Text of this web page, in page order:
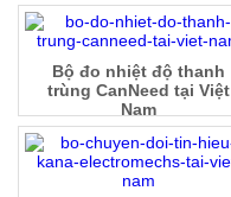
Bộ đo nhiệt độ thanh
trùng CanNeed tại Việt
Nam